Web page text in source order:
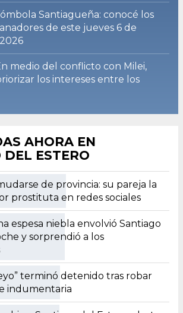
Santiagueña: conocé los
de este jueves 6 de
medio del conflicto con Milei,
los intereses entre los
AHORA EN
ESTERO
de provincia: su pareja la
prostituta en redes sociales
espesa niebla envolvió Santiago
y sorprendió a los
terminó detenido tras robar
indumentaria